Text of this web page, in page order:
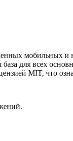
для всех
MIT, что